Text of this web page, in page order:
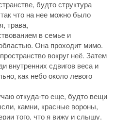
будто структура
что на нее можно было
трава,
в семье и
Она проходит мимо.
вокруг неё. Затем
внутренних сдвигов веса и
как небо около левого
откуда-то еще, будто вещи
камни, красные вороны,
того, что я вижу и слышу.